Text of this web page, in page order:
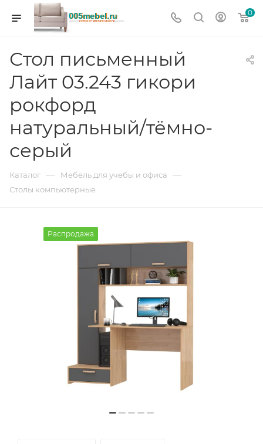
0
Стол письменный
Лайт 03.243 гикори
рокфорд
натуральный/тёмно-
серый
Каталог — Мебель для учебы и офиса —
Столы компьютерные
Распродажа